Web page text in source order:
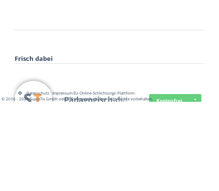
Frisch dabei
Pädagogisch-did… Kostenfrei
· · ·Datenschutz·Impressum EU-Online-Schlichtungs-Plattform·
© 2016 - 2026 SupraTix GmbH oder Partnergesellschaften - Alle Rechte vorbehalten.